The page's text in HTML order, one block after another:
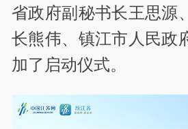
省政府副秘书长王思源
长熊伟、镇江市人民政
加了启动仪式。